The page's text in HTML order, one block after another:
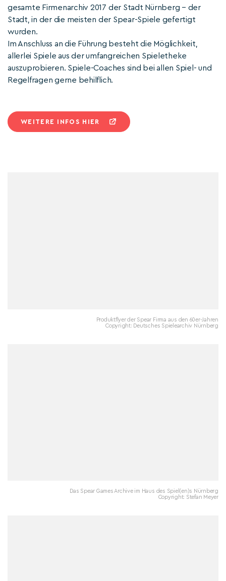
gesamte Firmenarchiv 2017 der Stadt Nürnberg – der
Stadt, in der die meisten der Spear-Spiele gefertigt
wurden.
Im Anschluss an die Führung besteht die Möglichkeit,
allerlei Spiele aus der umfangreichen Spieletheke
auszuprobieren. Spiele-Coaches sind bei allen Spiel- und
Regelfragen gerne behilflich.
WEITERE INFOS HIER
Produktflyer der Spear Firma aus den 60er-Jahren
Copyright: Deutsches Spielearchiv Nürnberg
Das Spear Games Archive im Haus des Spiel(en)s Nürnberg
Copyright: Stefan Meyer